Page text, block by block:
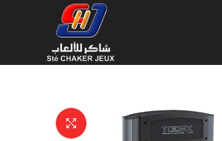
Click to enlarge